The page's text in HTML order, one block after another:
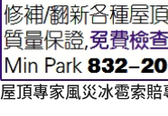
屋頂專家風災冰雹索賠